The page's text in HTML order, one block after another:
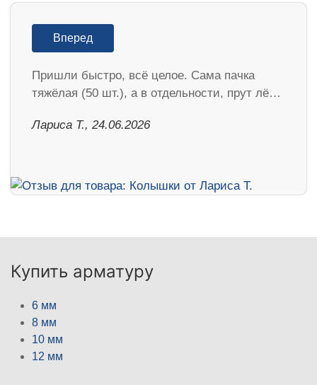
Вперед
Пришли быстро, всё целое. Сама пачка
тяжёлая (50 шт.), а в отдельности, прут лё…
Лариса Т., 24.06.2026
Купить арматуру
6 мм
8 мм
10 мм
12 мм